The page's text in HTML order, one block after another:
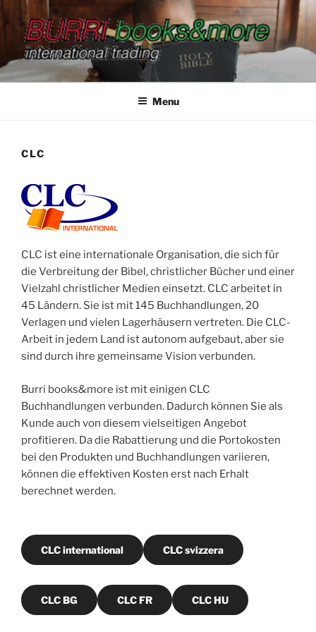
Salta
al
contenuto
BURRI BOOKS&MORE
international trading
Menu
CLC
CLC ist eine internationale Organisation, die sich für
die Verbreitung der Bibel, christlicher Bücher und einer
Vielzahl christlicher Medien einsetzt. CLC arbeitet in
45 Ländern. Sie ist mit 145 Buchhandlungen, 20
Verlagen und vielen Lagerhäusern vertreten. Die CLC-
Arbeit in jedem Land ist autonom aufgebaut, aber sie
sind durch ihre gemeinsame Vision verbunden.
Burri books&more ist mit einigen CLC
Buchhandlungen verbunden. Dadurch können Sie als
Kunde auch von diesem vielseitigen Angebot
profitieren. Da die Rabattierung und die Portokosten
bei den Produkten und Buchhandlungen variieren,
können die effektiven Kosten erst nach Erhalt
berechnet werden.
CLC international CLC svizzera
CLC BG CLC FR CLC HU